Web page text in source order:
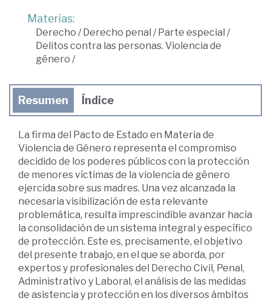
Materias:
Derecho /Derecho penal /Parte especial /
Delitos contra las personas. Violencia de
género /
Resumen Índice
La firma del Pacto de Estado en Materia de
Violencia de Género representa el compromiso
decidido de los poderes públicos con la protección
de menores víctimas de la violencia de género
ejercida sobre sus madres. Una vez alcanzada la
necesaria visibilización de esta relevante
problemática, resulta imprescindible avanzar hacia
la consolidación de un sistema integral y específico
de protección. Este es, precisamente, el objetivo
del presente trabajo, en el que se aborda, por
expertos y profesionales del Derecho Civil, Penal,
Administrativo y Laboral, el análisis de las medidas
de asistencia y protección en los diversos ámbitos